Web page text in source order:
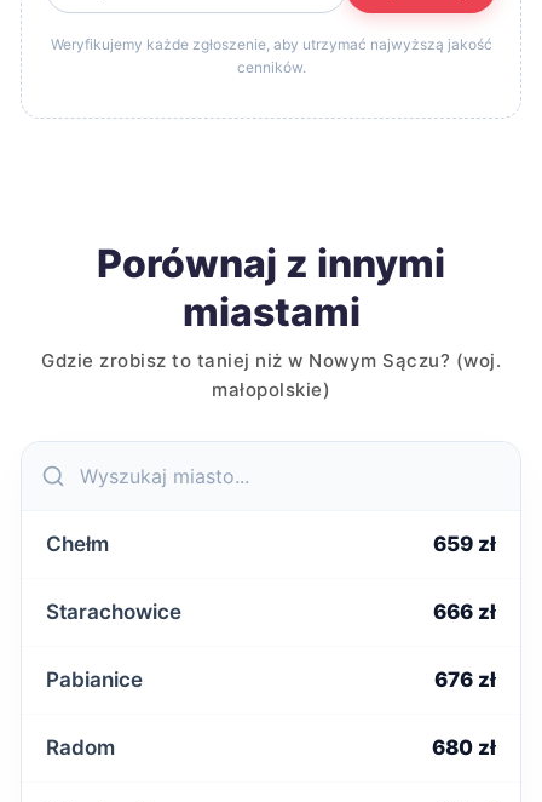
Weryfikujemy każde zgłoszenie, aby utrzymać najwyższą jakość
cenników.
Porównaj z innymi
miastami
Gdzie zrobisz to taniej niż w Nowym Sączu? (woj.
małopolskie)
Chełm 659 zł
Starachowice 666 zł
Pabianice 676 zł
Radom 680 zł